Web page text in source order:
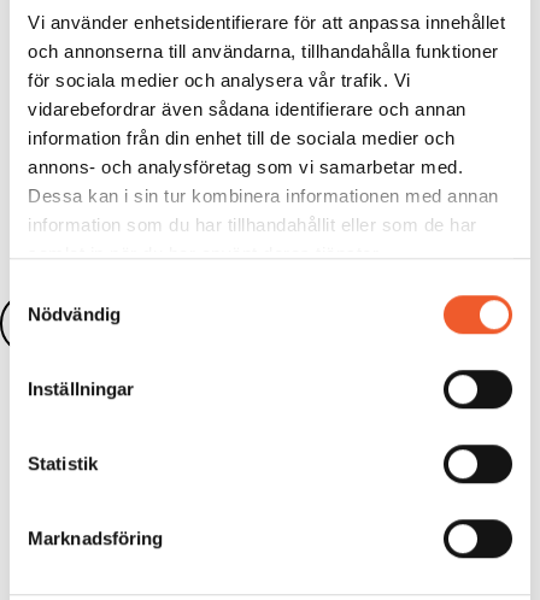
Vi använder enhetsidentifierare för att anpassa innehållet
och annonserna till användarna, tillhandahålla funktioner
för sociala medier och analysera vår trafik. Vi
vidarebefordrar även sådana identifierare och annan
information från din enhet till de sociala medier och
annons- och analysföretag som vi samarbetar med.
Dessa kan i sin tur kombinera informationen med annan
information som du har tillhandahållit eller som de har
samlat in när du har använt deras tjänster.
Nödvändig
Inställningar
Statistik
Marknadsföring
som Ability Partner arrangerar.
Dela:
Läs fler nyheter
Nationell mötesplats för